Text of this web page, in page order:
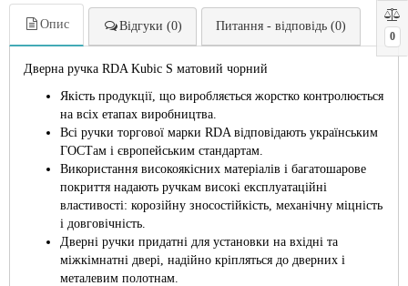
0
Опис Відгуки (0) Питання - відповідь (0)
Дверна ручка RDA Kubic S матовий чорний
Якість продукції, що виробляється жорстко контролюється
на всіх етапах виробництва.
Всі ручки торгової марки RDA відповідають українським
ГОСТам і європейським стандартам.
Використання високоякісних матеріалів і багатошарове
покриття надають ручкам високі експлуатаційні
властивості: корозійну зносостійкість, механічну міцність
і довговічність.
Дверні ручки придатні для установки на вхідні та
міжкімнатні двері, надійно кріпляться до дверних і
металевим полотнам.